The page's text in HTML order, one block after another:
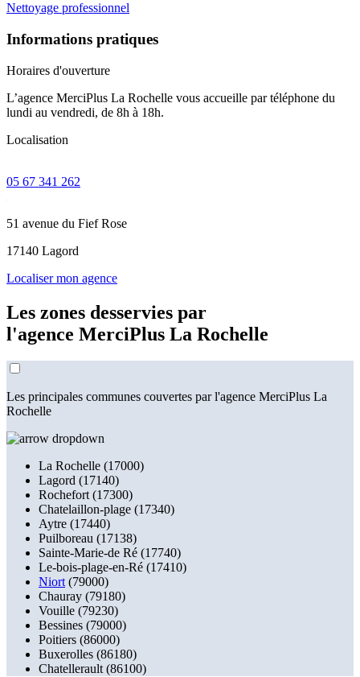
Nettoyage professionnel
Informations pratiques
Horaires d'ouverture
L’agence MerciPlus La Rochelle vous accueille par téléphone du
lundi au vendredi, de 8h à 18h.
Localisation
05 67 341 262
51 avenue du Fief Rose
17140 Lagord
Localiser mon agence
Les zones desservies par
l'agence MerciPlus La Rochelle
Les principales communes couvertes par l'agence MerciPlus La
Rochelle
La Rochelle (17000)
Lagord (17140)
Rochefort (17300)
Chatelaillon-plage (17340)
Aytre (17440)
Puilboreau (17138)
Sainte-Marie-de Ré (17740)
Le-bois-plage-en-Ré (17410)
Niort(79000)
Chauray (79180)
Vouille (79230)
Bessines (79000)
Poitiers (86000)
Buxerolles (86180)
Chatellerault (86100)